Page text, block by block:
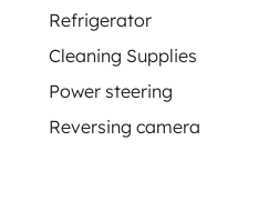
auch in Städten übernachten
du Wert auf ein
Interieur legstdu das „Tiny
dennoch nicht auf
Refrigerator
Cleaning Supplies
Power steering
Reversing camera